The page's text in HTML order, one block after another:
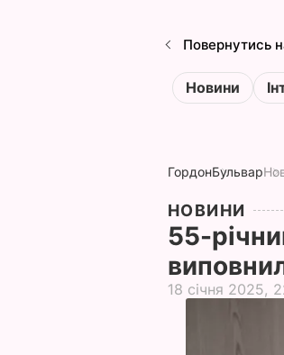
Повернутись
Новини
ГордонБульвар
НОВИНИ
55-
18 січня 2025,